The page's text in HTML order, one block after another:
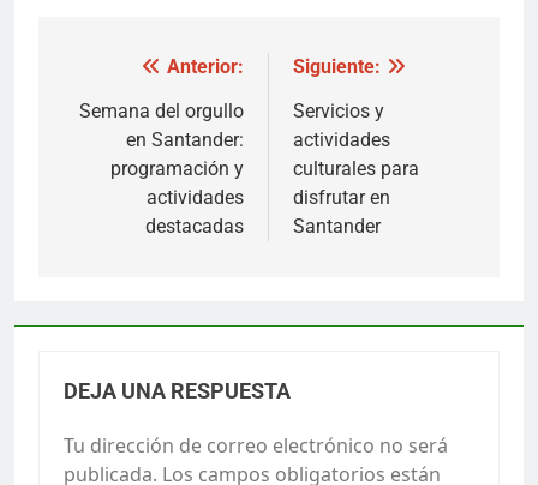
Navegación
de
entradas
Anterior:
Semana del orgullo
en Santander:
programación y
actividades
destacadas
Siguiente:
Servicios y
actividades
culturales para
disfrutar en
Santander
DEJA UNA RESPUESTA
Tu dirección de correo electrónico no será
publicada. Los campos obligatorios están